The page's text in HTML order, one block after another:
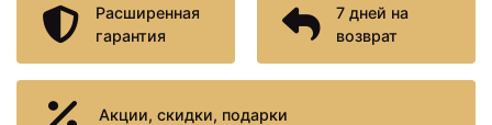
15698 ₽ 15753 ₽
Расширенная
гарантия
7 дней на
возврат
Акции, скидки, подарки